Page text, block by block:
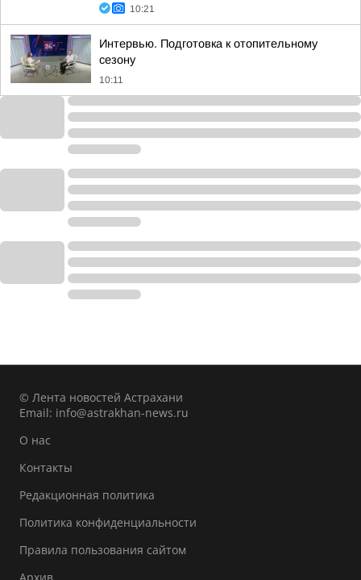
10:21
Интервью. Подготовка к отопительному
сезону
10:11
© Лента новостей Астрахани
Email: info@astrakhan-news.ru
О нас
Контакты
Редакционная политика
Политика конфиденциальности
Правила пользования сайтом